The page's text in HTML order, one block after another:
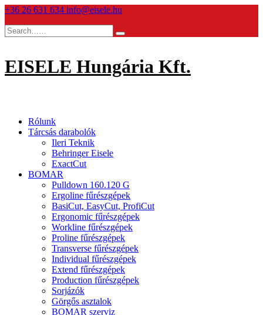
Skip
content
+36 26 631 634 info@eisele.hu
EISELE Hungária Kft.
Rólunk
Tárcsás darabolók
Ileri Teknik
Behringer Eisele
ExactCut
BOMAR
Pulldown 160.120 G
Ergoline fűrészgépek
BasiCut, EasyCut, ProfiCut
Ergonomic fűrészgépek
Workline fűrészgépek
Proline fűrészgépek
Transverse fűrészgépek
Individual fűrészgépek
Extend fűrészgépek
Production fűrészgépek
Sorjázók
Görgős asztalok
BOMAR szerviz